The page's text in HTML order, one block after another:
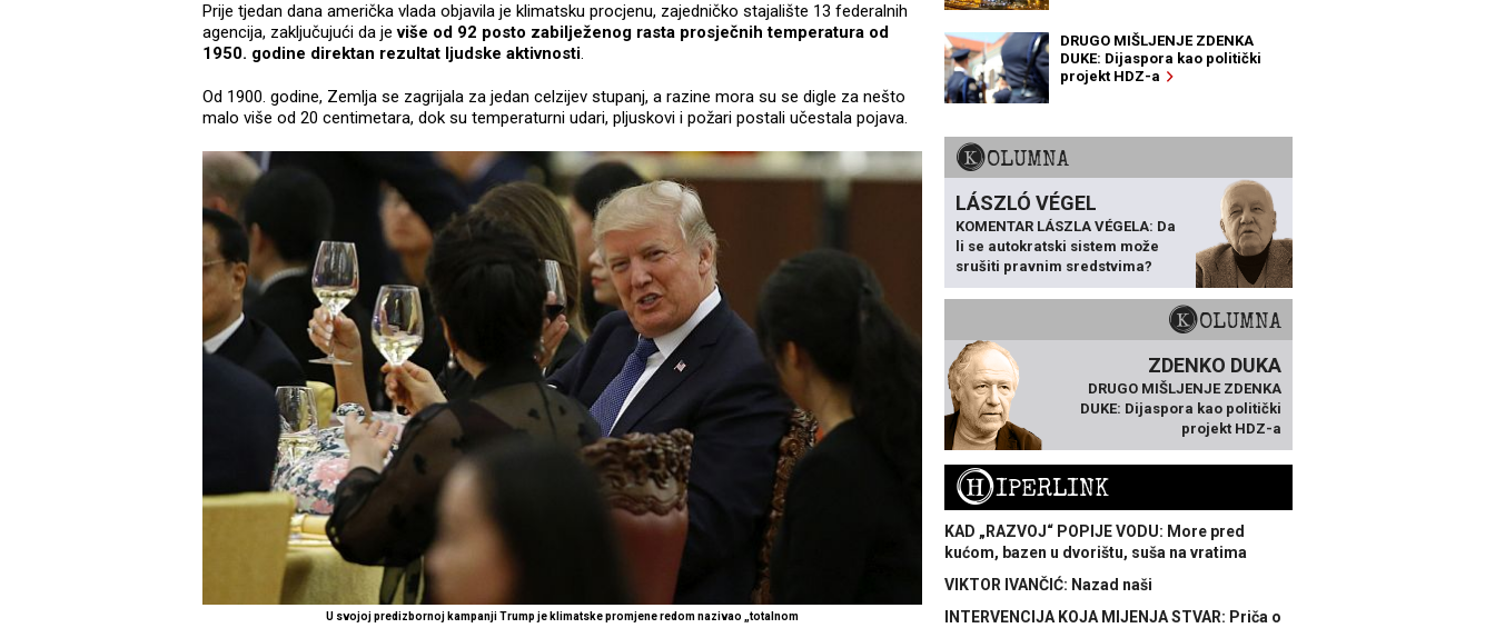
Prije tjedan dana američka vlada objavila je klimatsku procjenu, zajedničko stajalište 13 federalnih
agencija, zaključujući da jeviše od 92 posto zabilježenog rasta prosječnih temperatura od
1950. godine direktan rezultat ljudske aktivnosti.
Od 1900. godine, Zemlja se zagrijala za jedan celzijev stupanj, a razine mora su se digle za nešto
malo više od 20 centimetara, dok su temperaturni udari, pljuskovi i požari postali učestala pojava.
U svojoj predizbornoj kampanji Trump je klimatske promjene redom nazivao „totalnom
DRUGO MIŠLJENJE ZDENKA
DUKE: Dijaspora kao politički
projekt HDZ-a
KOLUMNA
LÁSZLÓ VÉGEL
KOMENTAR LÁSZLA VÉGELA: Da
li se autokratski sistem može
srušiti pravnim sredstvima?
KOLUMNA
ZDENKO DUKA
DRUGO MIŠLJENJE ZDENKA
DUKE: Dijaspora kao politički
projekt HDZ-a
HIPERLINK
KAD „RAZVOJ“ POPIJE VODU: More pred
kućom, bazen u dvorištu, suša na vratima
VIKTOR IVANČIĆ: Nazad naši
INTERVENCIJA KOJA MIJENJA STVAR: Priča o